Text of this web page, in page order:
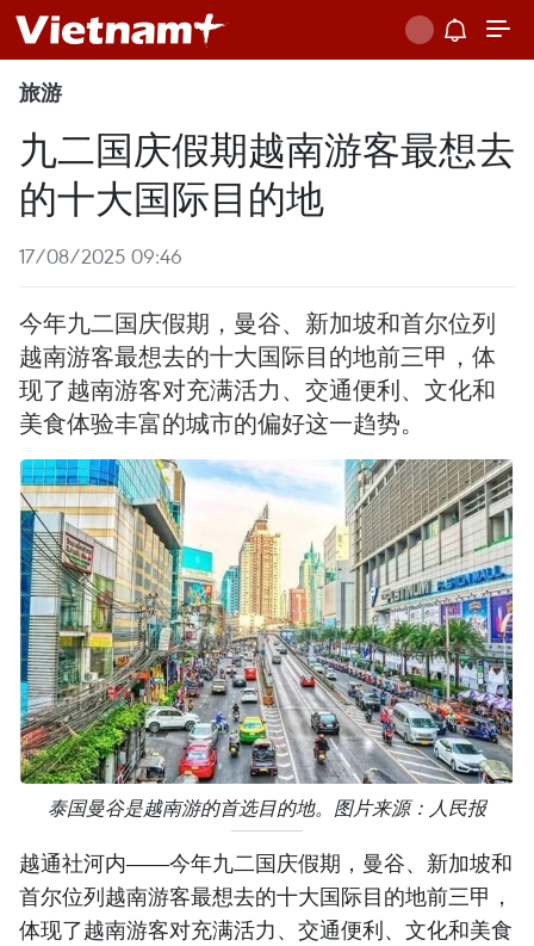
旅游
九二国庆假期越南游客最想去
的十大国际目的地
17/08/2025 09:46
今年九二国庆假期，曼谷、新加坡和首尔位列
越南游客最想去的十大国际目的地前三甲，体
现了越南游客对充满活力、交通便利、文化和
美食体验丰富的城市的偏好这一趋势。
泰国曼谷是越南游的首选目的地。图片来源：人民报
越通社河内——今年九二国庆假期，曼谷、新加坡和
首尔位列越南游客最想去的十大国际目的地前三甲，
体现了越南游客对充满活力、交通便利、文化和美食